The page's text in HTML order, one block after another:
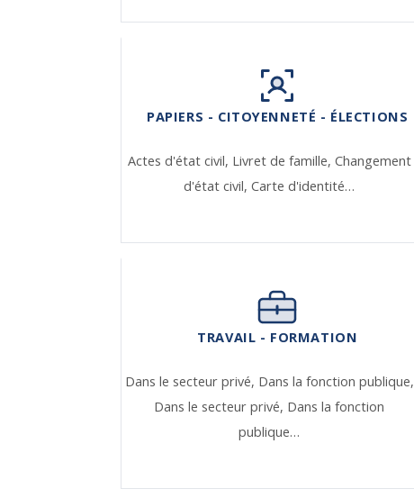
PAPIERS - CITOYENNETÉ - ÉLECTIONS
Actes d'état civil, Livret de famille, Changement
d'état civil,Carte d'identité…
TRAVAIL - FORMATION
Dans le secteur privé, Dans la fonction publique,
Dans le secteur privé, Dans la fonction
publique…